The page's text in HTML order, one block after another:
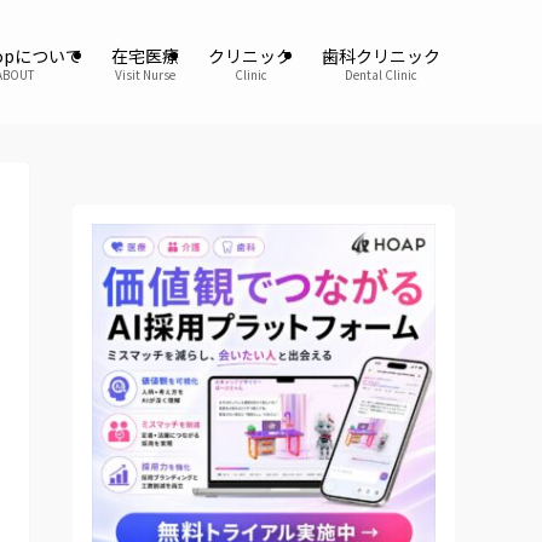
について 在宅医療
Visit Nurse
クリニック
Clinic
歯科クリニック
Dental Clinic